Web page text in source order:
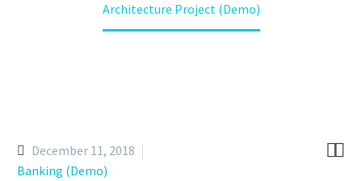
Architecture Project (Demo)

December 11, 2018
Banking (Demo)